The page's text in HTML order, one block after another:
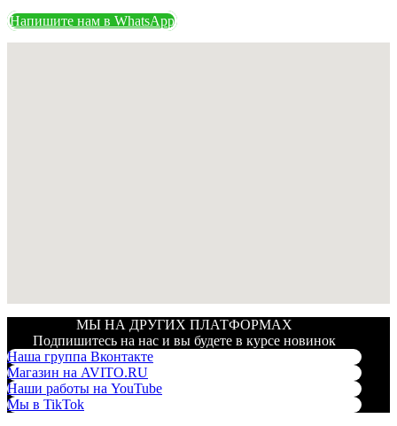
Напишите нам в WhatsApp
МЫ НА ДРУГИХ ПЛАТФОРМАХ
Подпишитесь на нас и вы будете в курсе новинок
Наша группа Вконтакте
Магазин на AVITO.RU
Наши работы на YouTube
Мы в TikTok